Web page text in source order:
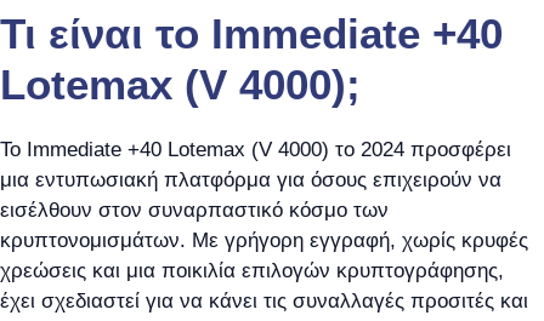
Τι είναι το Immediate +40
Lotemax (V 4000);
Το Immediate +40 Lotemax (V 4000) το 2024 προσφέρει
μια εντυπωσιακή πλατφόρμα για όσους επιχειρούν να
εισέλθουν στον συναρπαστικό κόσμο των
κρυπτονομισμάτων. Με γρήγορη εγγραφή, χωρίς κρυφές
χρεώσεις και μια ποικιλία επιλογών κρυπτογράφησης,
έχει σχεδιαστεί για να κάνει τις συναλλαγές προσιτές και